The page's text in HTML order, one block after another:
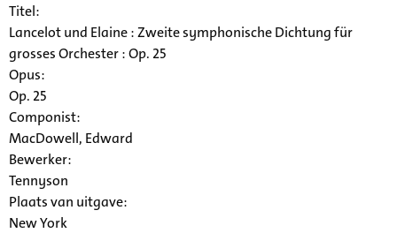
Titel:
Lancelot und Elaine : Zweite symphonische Dichtung für
grosses Orchester : Op. 25
Opus:
Op. 25
Componist:
MacDowell, Edward
Bewerker:
Tennyson
Plaats van uitgave:
New York